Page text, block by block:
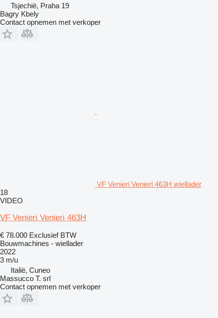
Tsjechië, Praha 19
Bagry Kbely
Contact opnemen met verkoper
VF Venieri Venieri 463H wiellader
18
VIDEO
VF Venieri Venieri 463H
€ 78.000 Exclusief BTW
Bouwmachines - wiellader
2022
3 m/u
Italië, Cuneo
Massucco T. srl
Contact opnemen met verkoper